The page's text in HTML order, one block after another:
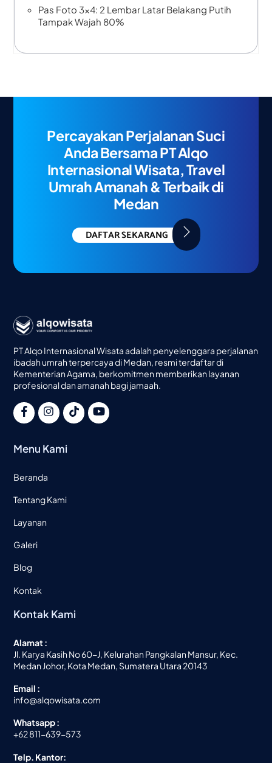
Pas Foto 3×4: 2 Lembar Latar Belakang Putih
Tampak Wajah 80%
Percayakan Perjalanan Suci
Anda Bersama PT Alqo
Internasional Wisata, Travel
Umrah Amanah & Terbaik di
Medan
DAFTAR SEKARANG
PT Alqo Internasional Wisata adalah penyelenggara perjalanan
ibadah umrah terpercaya di Medan, resmi terdaftar di
Kementerian Agama, berkomitmen memberikan layanan
profesional dan amanah bagi jamaah.
Menu Kami
Beranda
Tentang Kami
Layanan
Galeri
Blog
Kontak
Kontak Kami
Alamat :
Jl. Karya Kasih No 60-J, Kelurahan Pangkalan Mansur, Kec.
Medan Johor, Kota Medan, Sumatera Utara 20143
Email :
info@alqowisata.com
Whatsapp :
+62 811-639-573
Telp. Kantor: